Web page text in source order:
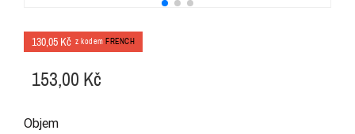
130,05 Kč z kodem FRENCH
153,00 Kč
Objem